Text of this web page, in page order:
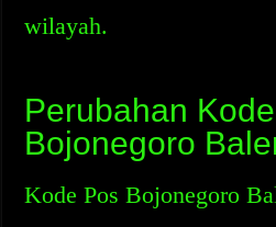
wilayah.
Perubahan
Bojonegoro
Kode Pos Bojonegoro